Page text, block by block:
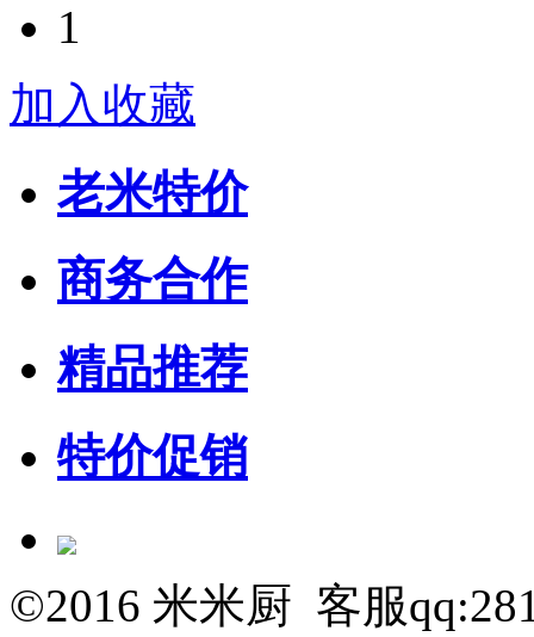
1
加入收藏
老米特价
商务合作
精品推荐
特价促销
©2016 米米厨 客服